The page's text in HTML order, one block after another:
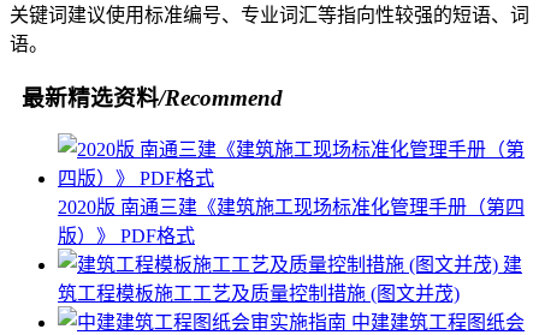
关键词建议使用标准编号、专业词汇等指向性较强的短语、词
语。
最新精选资料/Recommend
2020版 南通三建《建筑施工现场标准化管理手册（第四
版）》 PDF格式
建
筑工程模板施工工艺及质量控制措施 (图文并茂)
中建建筑工程图纸会